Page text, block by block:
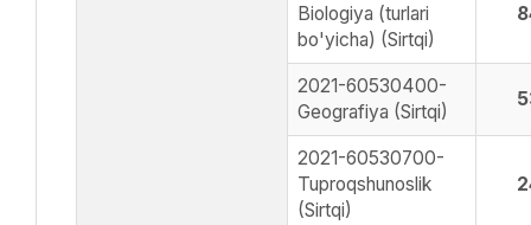
Biologiya (turlari
bo'yicha) (Sirtqi)
2021-60530400-
Geografiya (Sirtqi)
2021-60530700-
Tuproqshunoslik
(Sirtqi)